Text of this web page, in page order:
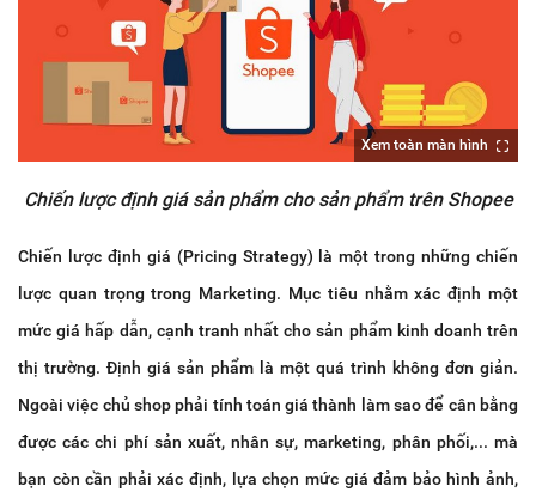
Xem toàn màn hình
Chiến lược định giá sản phẩm cho sản phẩm trên Shopee
Chiến lược định giá (Pricing Strategy) là một trong những chiến
lược quan trọng trong Marketing. Mục tiêu nhằm xác định một
mức giá hấp dẫn, cạnh tranh nhất cho sản phẩm kinh doanh trên
thị trường. Định giá sản phẩm là một quá trình không đơn giản.
Ngoài việc chủ shop phải tính toán giá thành làm sao để cân bằng
được các chi phí sản xuất, nhân sự, marketing, phân phối,... mà
bạn còn cần phải xác định, lựa chọn mức giá đảm bảo hình ảnh,